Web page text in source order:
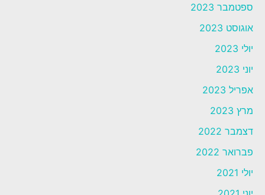
ספטמבר 2023
אוגוסט 2023
יולי 2023
יוני 2023
אפריל 2023
מרץ 2023
דצמבר 2022
פברואר 2022
יולי 2021